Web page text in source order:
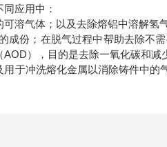
应用中：
溶气体；以及去除熔铝中溶解氢
成份；在脱气过程中帮助去除不
），目的是去除一氧化碳和减
；以及用于冲洗熔化金属以消